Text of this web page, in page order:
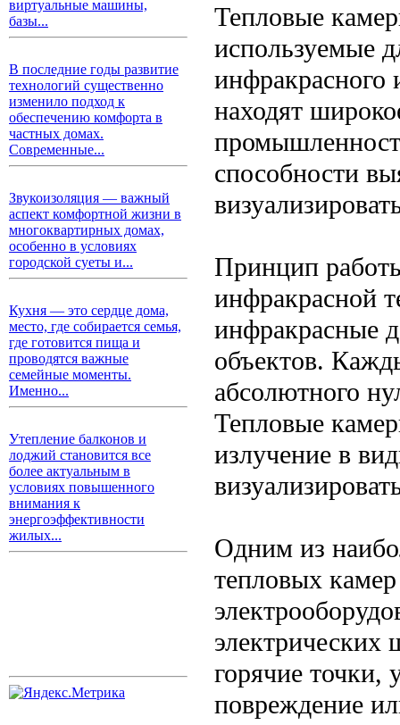
виртуальные машины,
базы...
В последние годы развитие
технологий существенно
изменило подход к
обеспечению комфорта в
частных домах.
Современные...
Звукоизоляция — важный
аспект комфортной жизни в
многоквартирных домах,
особенно в условиях
городской суеты и...
Кухня — это сердце дома,
место, где собирается семья,
где готовится пища и
проводятся важные
семейные моменты.
Именно...
Утепление балконов и
лоджий становится все
более актуальным в
условиях повышенного
внимания к
энергоэффективности
жилых...
Тепловые
используемые
инфракрасного
находят
способности
Принцип
инфракрасной
инфракрасные
объектов.
абсолютного
Тепловые
излучение в
Одним из
тепловых камер
электрических
горячие точки,
повреждение